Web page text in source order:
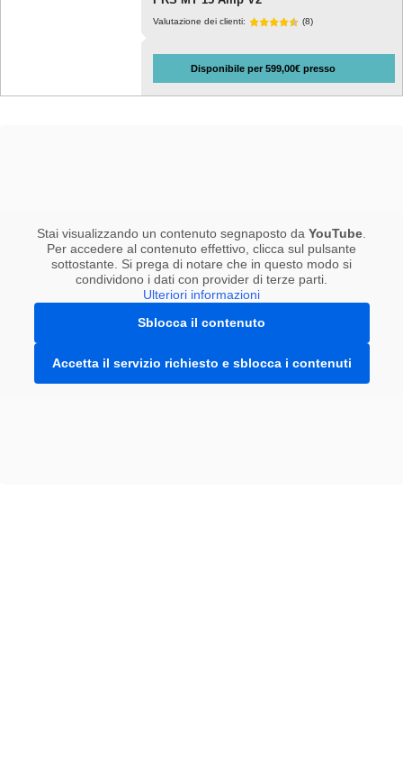
Valutazione dei clienti: (8)
Disponibile per 599,00€ presso
Stai visualizzando un contenuto segnaposto da YouTube.
Per accedere al contenuto effettivo, clicca sul pulsante
sottostante. Si prega di notare che in questo modo si
condividono i dati con provider di terze parti.
Ulteriori informazioni
Sblocca il contenuto
Accetta il servizio richiesto e sblocca i contenuti